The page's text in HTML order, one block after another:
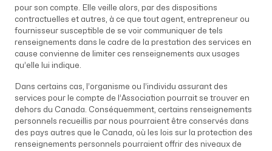
pour son compte. Elle veille alors, par des dispositions
contractuelles et autres, à ce que tout agent, entrepreneur ou
fournisseur susceptible de se voir communiquer de tels
renseignements dans le cadre de la prestation des services en
cause convienne de limiter ces renseignements aux usages
qu’elle lui indique.
Dans certains cas, l’organisme ou l’individu assurant des
services pour le compte de l’Association pourrait se trouver en
dehors du Canada. Conséquemment, certains renseignements
personnels recueillis par nous pourraient être conservés dans
des pays autres que le Canada, où les lois sur la protection des
renseignements personnels pourraient offrir des niveaux de